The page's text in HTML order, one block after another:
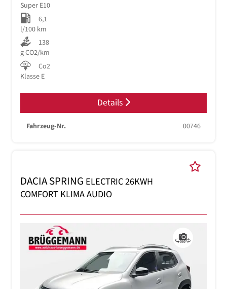
Super E10
6,1
l/100 km
138
g CO2/km
Co2
Klasse E
Details
Fahrzeug-Nr. 00746
DACIA SPRING ELECTRIC 26KWH
COMFORT KLIMA AUDIO